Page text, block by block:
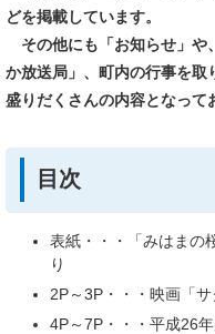
どを掲載しています。
その他にも「お知らせ」や
か放送局」、町内の行事を取
盛りだくさんの内容となって
目次
表紙・・・「みはまの
り
2P～3P・・・映画「
4P～7P・・・平成26